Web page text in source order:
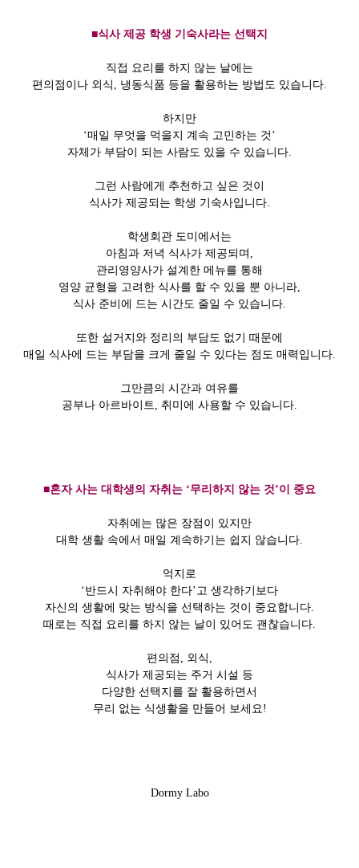
■식사 제공 학생 기숙사라는 선택지
직접 요리를 하지 않는 날에는
편의점이나 외식, 냉동식품 등을 활용하는 방법도 있습니다.
하지만
‘매일 무엇을 먹을지 계속 고민하는 것’
자체가 부담이 되는 사람도 있을 수 있습니다.
그런 사람에게 추천하고 싶은 것이
식사가 제공되는 학생 기숙사입니다.
학생회관 도미에서는
아침과 저녁 식사가 제공되며,
관리영양사가 설계한 메뉴를 통해
영양 균형을 고려한 식사를 할 수 있을 뿐 아니라,
식사 준비에 드는 시간도 줄일 수 있습니다.
또한 설거지와 정리의 부담도 없기 때문에
매일 식사에 드는 부담을 크게 줄일 수 있다는 점도 매력입니다.
그만큼의 시간과 여유를
공부나 아르바이트, 취미에 사용할 수 있습니다.
■혼자 사는 대학생의 자취는 ‘무리하지 않는 것’이 중요
자취에는 많은 장점이 있지만
대학 생활 속에서 매일 계속하기는 쉽지 않습니다.
억지로
‘반드시 자취해야 한다’ 고 생각하기보다
자신의 생활에 맞는 방식을 선택하는 것이 중요합니다.
때로는 직접 요리를 하지 않는 날이 있어도 괜찮습니다.
편의점, 외식,
식사가 제공되는 주거 시설 등
다양한 선택지를 잘 활용하면서
무리 없는 식생활을 만들어 보세요!
Dormy Labo